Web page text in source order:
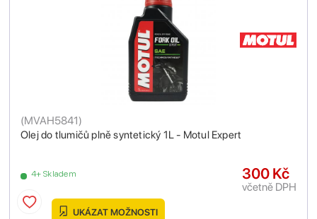
Olej do tlumičů plně syntetický 1L - Motul Expert
(MVAH5841)
4+ Skladem 300 Kč
včetně DPH
UKÁZAT MOŽNOSTI